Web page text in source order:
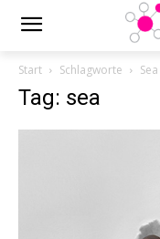
Start Schlagworte Sea
Tag: sea